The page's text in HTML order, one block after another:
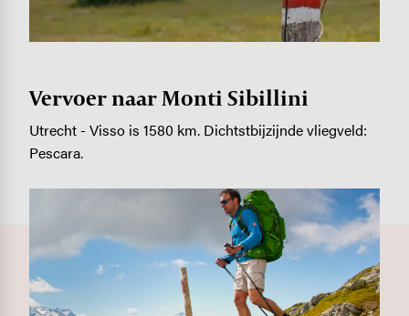
Vervoer naar Monti Sibillini
Utrecht - Visso is 1580 km. Dichtstbijzijnde vliegveld:
Pescara.